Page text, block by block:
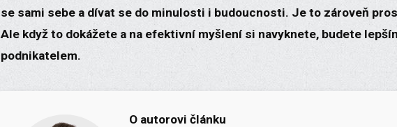
se sami sebe a dívat se do minulosti i budoucnosti. Je to zároveň
Ale když to dokážete a na efektivní myšlení si navyknete, budete
podnikatelem.
O autorovi článku